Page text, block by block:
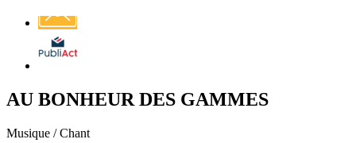
Affichage
légal
AU BONHEUR DES GAMMES
Musique / Chant